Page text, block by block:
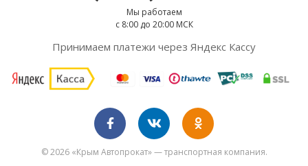
Мы работаем
с 8:00 до 20:00 МСК
Принимаем платежи через Яндекс Кассу
© 2026 «Крым Автопрокат» — транспортная компания.